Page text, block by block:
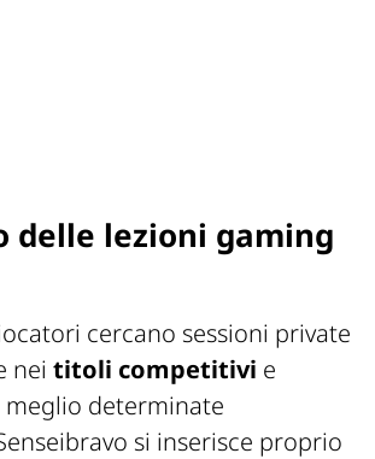
delle lezioni gaming
cercano sessioni private
nei titoli competitivi e
determinate
si inserisce proprio